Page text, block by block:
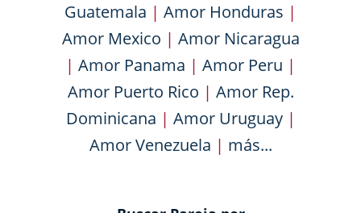
Guatemala | Amor Honduras |
Amor Mexico | Amor Nicaragua
| Amor Panama | Amor Peru |
Amor Puerto Rico | Amor Rep.
Dominicana | Amor Uruguay|
Amor Venezuela | más...